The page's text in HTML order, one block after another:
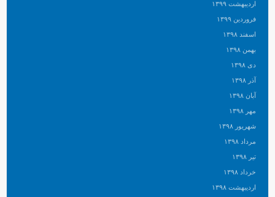
اردیبهشت ۱۳۹۹
فروردین ۱۳۹۹
اسفند ۱۳۹۸
بهمن ۱۳۹۸
دی ۱۳۹۸
آذر ۱۳۹۸
آبان ۱۳۹۸
مهر ۱۳۹۸
شهریور ۱۳۹۸
مرداد ۱۳۹۸
تیر ۱۳۹۸
خرداد ۱۳۹۸
اردیبهشت ۱۳۹۸